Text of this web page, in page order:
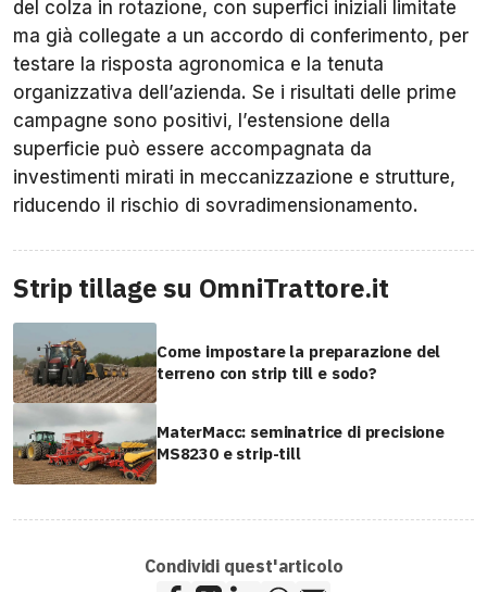
del colza in rotazione, con superfici iniziali limitate
ma già collegate a un accordo di conferimento, per
testare la risposta agronomica e la tenuta
organizzativa dell’azienda. Se i risultati delle prime
campagne sono positivi, l’estensione della
superficie può essere accompagnata da
investimenti mirati in meccanizzazione e strutture,
riducendo il rischio di sovradimensionamento.
Strip tillage su OmniTrattore.it
Come impostare la preparazione del
terreno con strip till e sodo?
MaterMacc: seminatrice di precisione
MS8230 e strip-till
Condividi quest'articolo